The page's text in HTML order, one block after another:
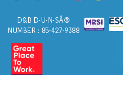
D&B D-U-N-SÂ®
NUMBER : 85-427-9388